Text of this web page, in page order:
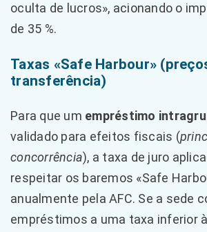
oculta de lucros», acionando o
de 35 %.
Taxas «Safe Harbour»
transferência)
Para que um empréstimo
validado para efeitos fiscais (
concorrência), a taxa de juro
respeitar os baremos «Safe
anualmente pela AFC. Se a sede
empréstimos a uma taxa inferior